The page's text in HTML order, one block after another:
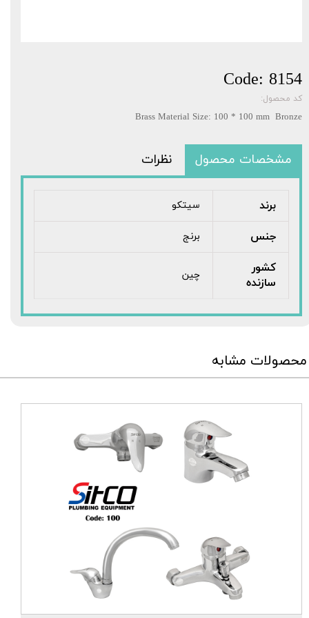
Code: 8154
کد محصول:
Brass Material Size: 100 * 100 mm Bronze
مشخصات محصول نظرات
برند سیتکو
جنس برنج
کشور
سازنده
چین
محصولات مشابه